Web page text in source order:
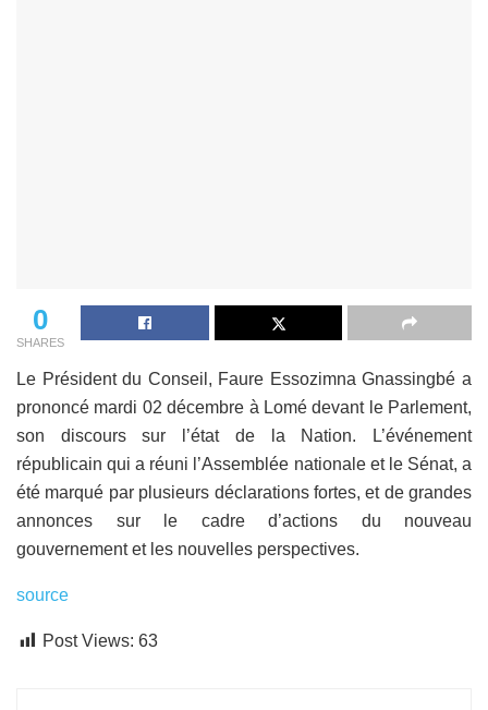
0
SHARES
Le Président du Conseil, Faure Essozimna Gnassingbé a
prononcé mardi 02 décembre à Lomé devant le Parlement,
son discours sur l’état de la Nation. L’événement
républicain qui a réuni l’Assemblée nationale et le Sénat, a
été marqué par plusieurs déclarations fortes, et de grandes
annonces sur le cadre d’actions du nouveau
gouvernement et les nouvelles perspectives.
source
Post Views: 63